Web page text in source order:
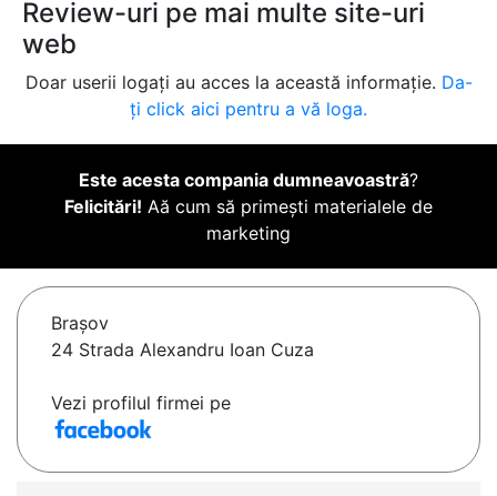
Review-uri pe mai multe site-uri
web
Doar userii logați au acces la această informație. Da-
ți click aici pentru a vă loga.
Este acesta compania dumneavoastră?
Felicitări! Aă cum să primești materialele de
marketing
Braşov
24 Strada Alexandru Ioan Cuza
Vezi profilul firmei pe